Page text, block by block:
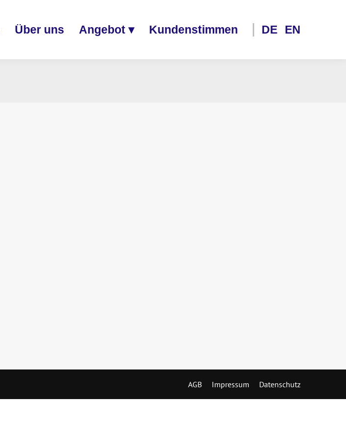
Über uns Angebot ▾ Kundenstimmen DE EN
AGB Impressum Datenschutz